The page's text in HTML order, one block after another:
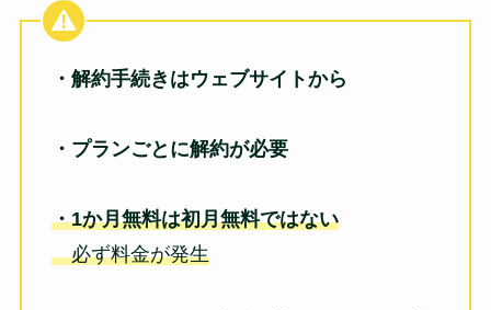
・解約手続きはウェブサイトから
・プランごとに解約が必要
・1か月無料は初月無料ではない
必ず料金が発生